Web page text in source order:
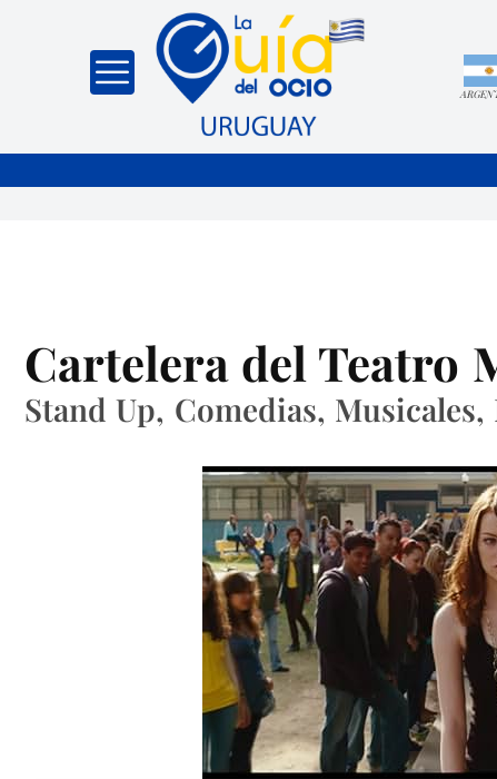
Cartelera del Teatro
Stand Up, Comedias,